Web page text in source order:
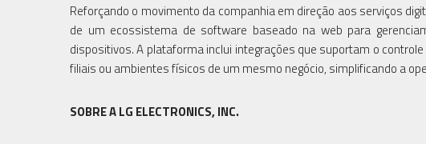
Reforçando o movimento da companhia em direção aos serviços
de um ecossistema de software baseado na web para
dispositivos. A plataforma inclui integrações que suportam o
filiais ou ambientes físicos de um mesmo negócio, simplificando a
SOBRE A LG ELECTRONICS, INC.